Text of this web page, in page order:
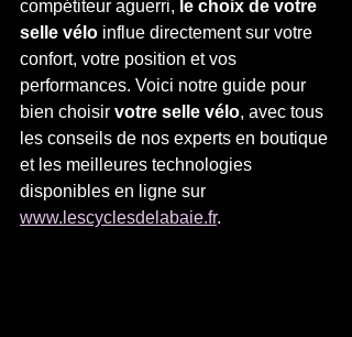
compétiteur aguerri, le choix de votre
selle vélo influe directement sur votre
confort, votre position et vos
performances. Voici notre guide pour
bien choisir votre selle vélo, avec tous
les conseils de nos experts en boutique
et les meilleures technologies
disponibles en ligne sur
www.lescyclesdelabaie.fr.